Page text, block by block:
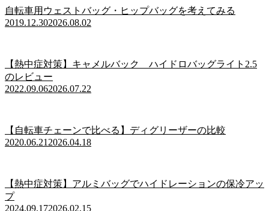
自転車用ウェストバッグ・ヒップバッグを考えてみる
2019.12.302026.08.02
【熱中症対策】キャメルバック ハイドロバッグライト2.5
のレビュー
2022.09.062026.07.22
【自転車チェーンで比べる】ディグリーザーの比較
2020.06.21 2026.04.18
【熱中症対策】アルミバッグでハイドレーションの保冷アッ
プ
2024.09.172026.02.15